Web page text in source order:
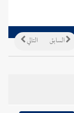
التالي السابق